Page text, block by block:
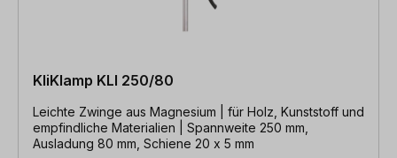
KliKlamp KLI 250/80
Leichte Zwinge aus Magnesium | für Holz, Kunststoff und
empfindliche Materialien | Spannweite 250 mm,
Ausladung 80 mm, Schiene 20 x 5 mm